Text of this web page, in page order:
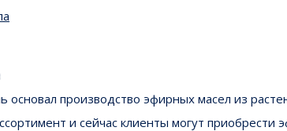
основал производство эфирных масел из
и сейчас клиенты могут